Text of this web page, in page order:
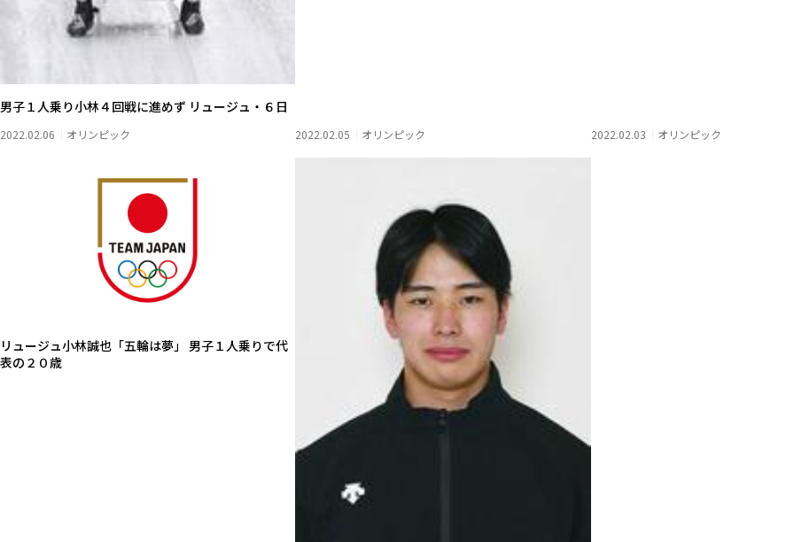
男子１人乗り小林４回戦に進めず リュージュ・６日
2022.02.06 オリンピック 2022.02.05 オリンピック 2022.02.03 オリンピック
リュージュ小林誠也「五輪は夢」 男子１人乗りで代
表の２０歳